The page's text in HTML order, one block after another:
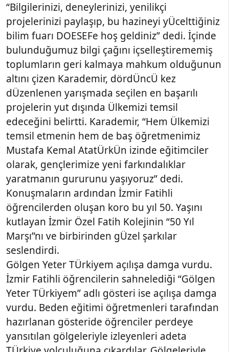
“Bilgilerinizi, deneylerinizi, yenilikçi
projelerinizi paylaşıp, bu hazineyi yÜcelttiğiniz
bilim fuarı DOESEFe hoş geldiniz” dedi. İçinde
bulunduğumuz bilgi çağını içselleştirememiş
toplumların geri kalmaya mahkum olduğunun
altını çizen Karademir, dördÜncÜ kez
dÜzenlenen yarışmada seçilen en başarılı
projelerin yut dışında Ülkemizi temsil
edeceğini belirtti. Karademir, “Hem Ülkemizi
temsil etmenin hem de baş öğretmenimiz
Mustafa Kemal AtatÜrkÜn izinde eğitimciler
olarak, gençlerimize yeni farkındalıklar
yaratmanın gururunu yaşıyoruz” dedi.
Konuşmaların ardından İzmir Fatihli
öğrencilerden oluşan koro bu yıl 50. Yaşını
kutlayan İzmir Özel Fatih Kolejinin “50 Yıl
Marşı”nı ve birbirinden gÜzel şarkılar
seslendirdi.
Gölgen Yeter TÜrkiyem açılışa damga vurdu.
İzmir Fatihli öğrencilerin sahnelediği “Gölgen
Yeter TÜrkiyem” adlı gösteri ise açılışa damga
vurdu. Beden eğitimi öğretmenleri tarafından
hazırlanan gösteride öğrenciler perdeye
yansıtılan gölgeleriyle izleyenleri adeta